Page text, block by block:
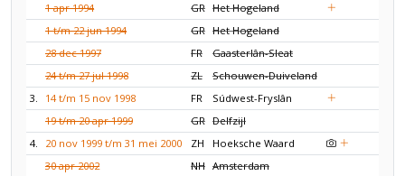
1 apr 1994
GR Het Hogeland
1 t/m 22 jun 1994
GR Het Hogeland
28 dec 1997
FR
Gaasterlân-Sleat
24 t/m 27 jul 1998
ZL
Schouwen-Duiveland
3.
14 t/m 15 nov 1998 FR
Súdwest-Fryslân
19 t/m 20 apr 1999
GR Delfzijl
4.
20 nov 1999 t/m 31 mei 2000 ZH
Hoeksche Waard
30 apr 2002
NH Amsterdam